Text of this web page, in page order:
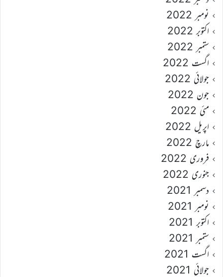
نومبر 2022
اکتوبر 2022
ستمبر 2022
اگست 2022
جولائی 2022
جون 2022
مئی 2022
اپریل 2022
مارچ 2022
فروری 2022
جنوری 2022
دسمبر 2021
نومبر 2021
اکتوبر 2021
ستمبر 2021
اگست 2021
جولائی 2021